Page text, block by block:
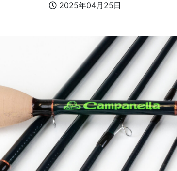
2025年04月25日